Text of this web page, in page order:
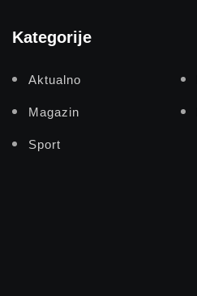
Kategorije
Aktualno
Magazin
Sport